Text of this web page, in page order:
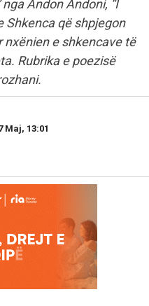
Andon Andoni, “I
Shkenca që shpjegon
nxënien e shkencave të
Rubrika e poezisë
Maj, 13:01